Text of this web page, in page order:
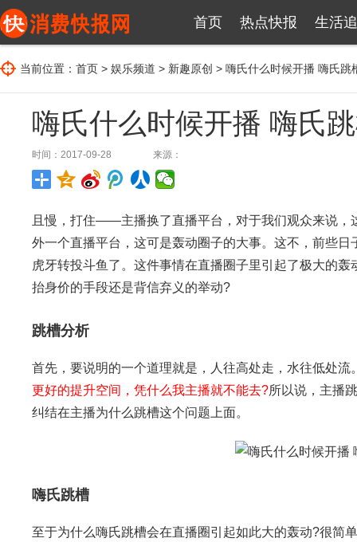
首页 热点快报 生活
当前位置： 首页 > 娱乐频道 > 新趣原创 > 嗨氏什么时候开播 嗨氏跳
嗨氏什么时候开播 嗨氏
时间：2017-09-28 来源：
且慢，打住——主播换了直播平台，对于我们观众来说，
外一个直播平台，这可是轰动圈子的大事。这不，前些
虎牙转投斗鱼了。这件事情在直播圈子里引起了极大的
抬身价的手段还是背信弃义的举动?
跳槽分析
首先，要说明的一个道理就是，人往高处走，水往低处流
更好的提升空间，凭什么我主播就不能去?所以说，主播
纠结在主播为什么跳槽这个问题上面。
嗨氏跳槽
至于为什么嗨氏跳槽会在直播圈引起如此大的轰动?很简